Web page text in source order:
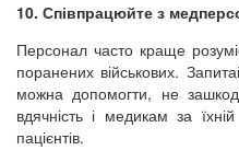
10. Співпрацюйте з
Персонал часто краще
поранених військових.
можна допомогти, не
вдячність і медикам за
пацієнтів.